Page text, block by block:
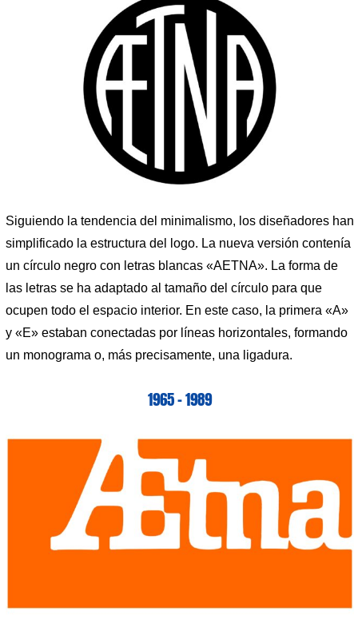
Siguiendo la tendencia del minimalismo, los diseñadores han
simplificado la estructura del logo. La nueva versión contenía
un círculo negro con letras blancas «AETNA». La forma de
las letras se ha adaptado al tamaño del círculo para que
ocupen todo el espacio interior. En este caso, la primera «A»
y «E» estaban conectadas por líneas horizontales, formando
un monograma o, más precisamente, una ligadura.
1965 – 1989